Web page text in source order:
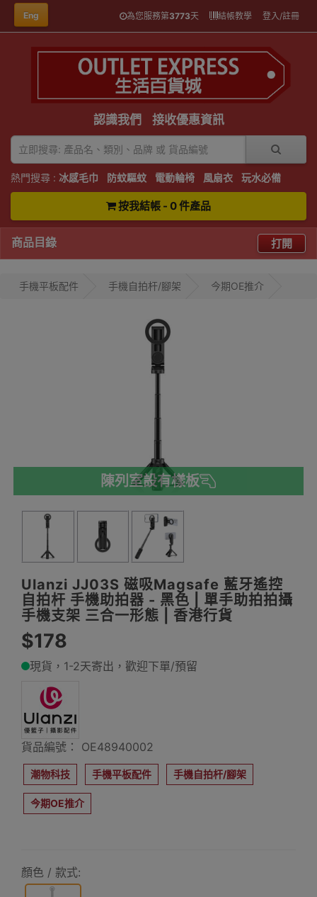
Eng 為您服務第3773天 結帳教學 登入/註冊
認識我們 接收優惠資訊
熱門搜尋 : 冰感毛巾 防蚊驅蚊 電動輪椅 風扇衣 玩水必備
按我結帳 - 0 件產品
商品目錄 打開
手機平板配件 手機自拍杆/腳架 今期OE推介
陳列室設有樣板
Ulanzi JJ03S 磁吸Magsafe 藍牙遙控
自拍杆 手機助拍器 - 黑色 | 單手助拍拍攝
手機支架 三合一形態 | 香港行貨
$178
現貨，1-2天寄出，歡迎下單/預留
貨品編號： OE48940002
潮物科技 手機平板配件 手機自拍杆/腳架
今期OE推介
顏色 / 款式: